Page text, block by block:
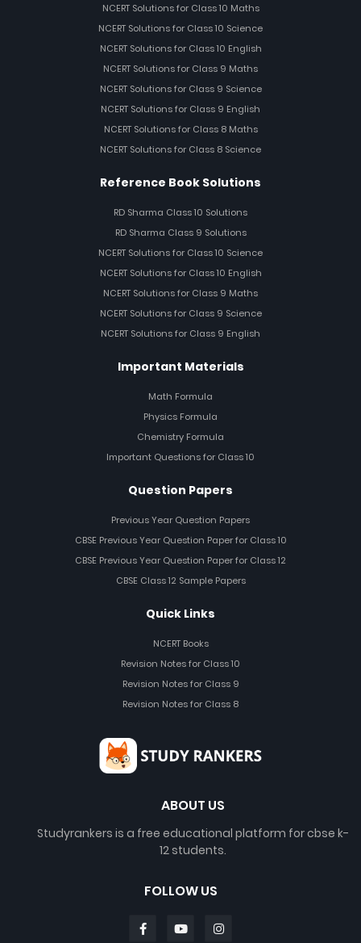
NCERT Solutions for Class 10 Maths
NCERT Solutions for Class 10 Science
NCERT Solutions for Class 10 English
NCERT Solutions for Class 9 Maths
NCERT Solutions for Class 9 Science
NCERT Solutions for Class 9 English
NCERT Solutions for Class 8 Maths
NCERT Solutions for Class 8 Science
Reference Book Solutions
RD Sharma Class 10 Solutions
RD Sharma Class 9 Solutions
NCERT Solutions for Class 10 Science
NCERT Solutions for Class 10 English
NCERT Solutions for Class 9 Maths
NCERT Solutions for Class 9 Science
NCERT Solutions for Class 9 English
Important Materials
Math Formula
Physics Formula
Chemistry Formula
Important Questions for Class 10
Question Papers
Previous Year Question Papers
CBSE Previous Year Question Paper for Class 10
CBSE Previous Year Question Paper for Class 12
CBSE Class 12 Sample Papers
Quick Links
NCERT Books
Revision Notes for Class 10
Revision Notes for Class 9
Revision Notes for Class 8
ABOUT US
Studyrankers is a free educational platform for cbse k-
12 students.
FOLLOW US